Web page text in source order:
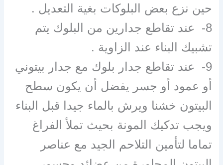
حين نزع بعض البلوكات بغية التعديل .
8- عند تقاطع جدارين من البلوك يتم
تشبيك البناء عند الزاوية .
9- عند تقاطع جدار بلوك مع جدار بيتوني
أو عمود أو جسر يفضل أن يكون سطح
البيتون خشنا ويرش بالماء جيدا قبل البناء
ويجب تدكيك المونة بحيث تملأ الفراغ
تماما لتأمين التلاحم الجيد مع عناصر